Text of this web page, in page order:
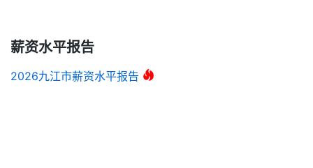
薪资水平报告
2026九江市薪资水平报告